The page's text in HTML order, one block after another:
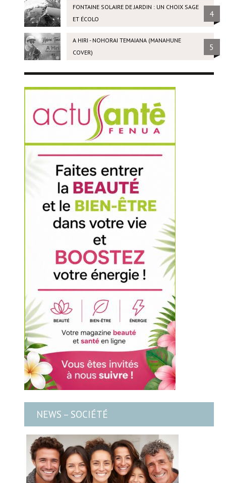
FONTAINE SOLAIRE DE JARDIN : UN CHOIX SAGE
ET ÉCOLO
4
A HIRI - NOHORAI TEMAIANA (MANAHUNE
COVER)
5
NEWS – SOCIÉTÉ